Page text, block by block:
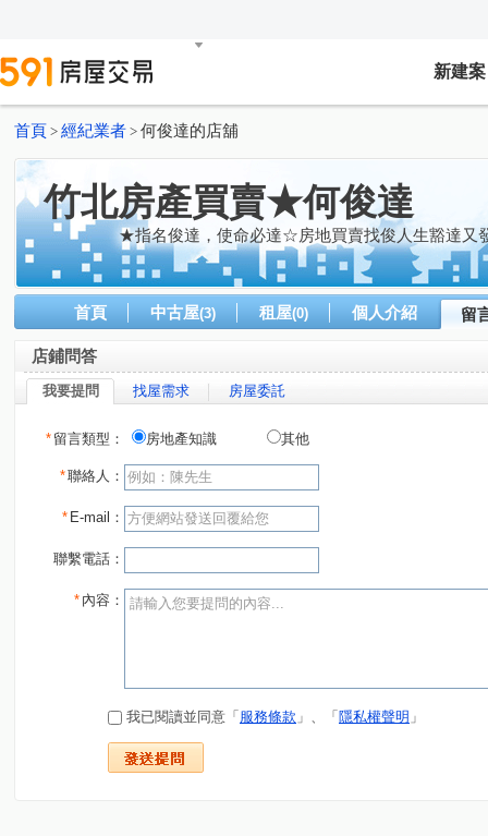
新建案
首頁 > 經紀業者 > 何俊達的店舖
竹北房產買賣★何俊達
★指名俊達，使命必達☆房地買賣找俊人生豁達又
首頁 中古屋(3) 租屋(0) 個人介紹 留
店鋪問答
我要提問 找屋需求 房屋委託
* 留言類型： 房地產知識 其他
*聯絡人：
* E-mail：
聯繫電話：
* 內容：
我已閱讀並同意「 服務條款 」、「 隱私權聲明 」